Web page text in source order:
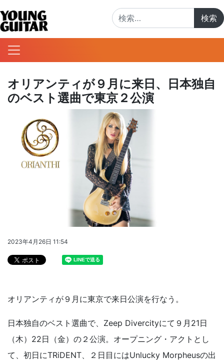
オリアンティが９月に来日、日本独自
のベスト選曲で東京２公演
2023年4月26日 11:54
オリアンティが９月に東京で来日公演を行なう。
日本独自のベスト選曲で、Zeep Divercityにて９月21日
（木）22日（金）の２公演。オープニング・アクトとし
て、初日にTRiDENT、２日目にはUnlucky Morpheusの出